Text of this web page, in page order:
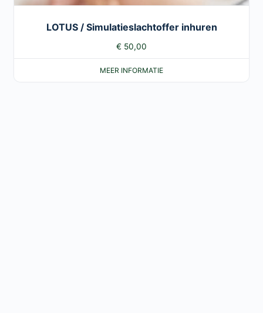
LOTUS / Simulatieslachtoffer inhuren
€ 50,00
MEER INFORMATIE